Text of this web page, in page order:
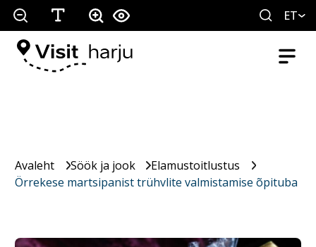
ET
Avaleht Söök ja jook
Elamustoitlustus
Örrekese martsipanist trühvlite valmistamise õpituba